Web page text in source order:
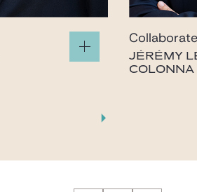
JÉRÉMY
COLONNA